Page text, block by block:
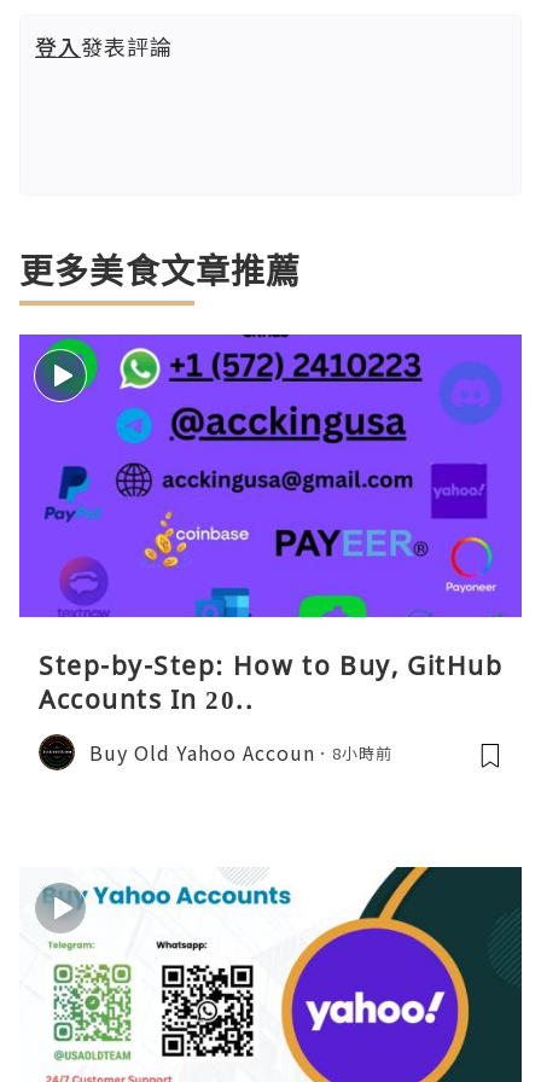
登入發表評論
更多美食文章推薦
Step-by-Step: How to Buy, GitHub
Accounts In 20..
Buy Old Yahoo Accoun 8小時前